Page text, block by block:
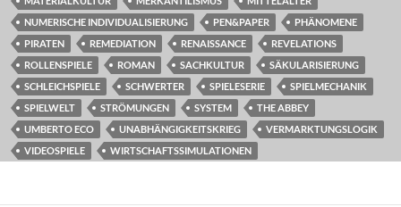
NUMERISCHE INDIVIDUALISIERUNG
PEN&PAPER
PHÄNOMENE
PIRATEN
REMEDIATION RENAISSANCE
REVELATIONS
ROLLENSPIELE
ROMAN SACHKULTUR
SÄKULARISIERUNG
SCHLEICHSPIELE
SCHWERTER SPIELESERIE
SPIELMECHANIK
SPIELWELT
STRÖMUNGEN SYSTEM
THE ABBEY
UMBERTO ECO
UNABHÄNGIGKEITSKRIEG
VERMARKTUNGSLOGIK
VIDEOSPIELE
WIRTSCHAFTSSIMULATIONEN